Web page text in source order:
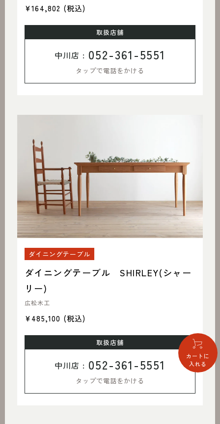
カートに
入れる
¥164,802 (税込)
取扱店舗
中川店 : 052-361-5551
タップで電話をかける
ダイニングテーブル
ダイニングテーブル SHIRLEY(シャー
リー)
広松木工
¥485,100 (税込)
取扱店舗
中川店 : 052-361-5551
タップで電話をかける